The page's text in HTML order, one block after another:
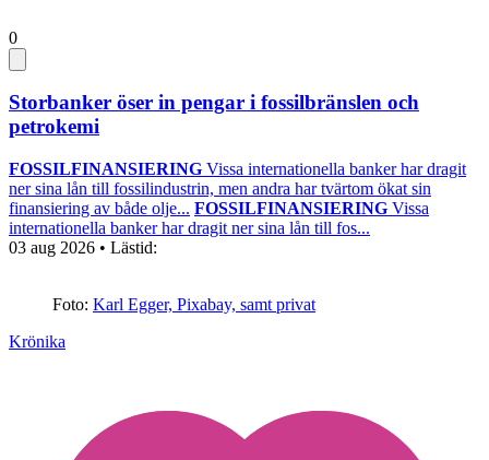
0
Storbanker öser in pengar i fossilbränslen och
petrokemi
FOSSILFINANSIERING Vissa internationella banker har dragit
ner sina lån till fossilindustrin, men andra har tvärtom ökat sin
finansiering av både olje... FOSSILFINANSIERING Vissa
internationella banker har dragit ner sina lån till fos...
03 aug 2026 • Lästid:
Foto: Karl Egger, Pixabay, samt privat
Krönika